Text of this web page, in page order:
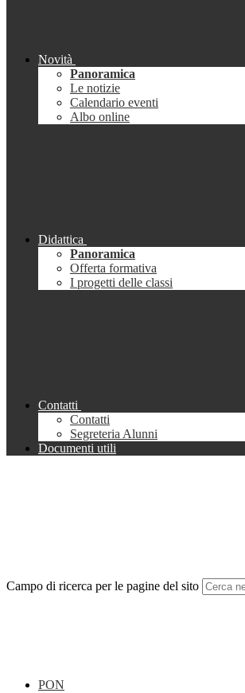
Novità
Panoramica
Le notizie
Calendario eventi
Albo online
Didattica
Panoramica
Offerta formativa
I progetti delle classi
Contatti
Contatti
Segreteria Alunni
Documenti utili
Campo di ricerca per le pagine del sito
PON